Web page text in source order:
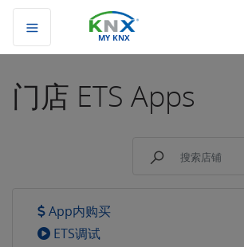
MY KNX
门店 ETS Apps
App内购买
ETS调试